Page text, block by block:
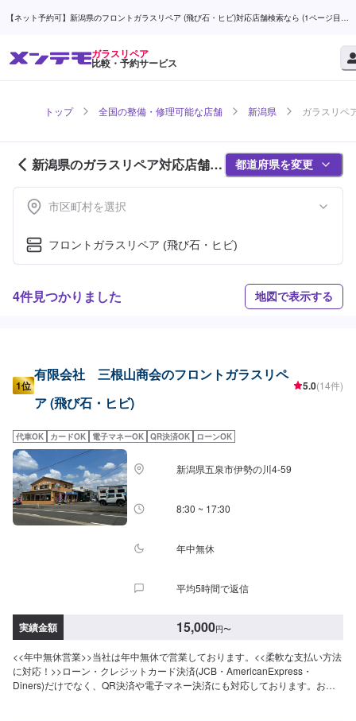
【ネット予約可】新潟県のフロントガラスリペア (飛び石・ヒビ)対応店舗検索なら (1ページ目) |
ガラスリペア
比較・予約サービス
トップ 全国の整備・修理可能な店舗 新潟県 ガラスリペ
新潟県のガラスリペア対応店舗紹
介 (1ページ目)
都道府県を変更
市区町村を選択
フロントガラスリペア (飛び石・ヒビ)
4件見つかりました 地図で表示する
1位
有限会社 三根山商会のフロントガラスリペ
ア (飛び石・ヒビ)
5.0(14件)
代車OK カードOK 電子マネーOK QR決済OK ローンOK
新潟県五泉市伊勢の川4-59
8:30 ~ 17:30
年中無休
平均5時間で返信
実績金額 15,000円〜
<<年中無休営業>>当社は年中無休で営業しております。<<柔軟な支払い方法
に対応！>>ローン・クレジットカード決済(JCB・AmericanExpress・
Diners)だけでなく、QR決済や電子マネー決済にも対応しております。お客